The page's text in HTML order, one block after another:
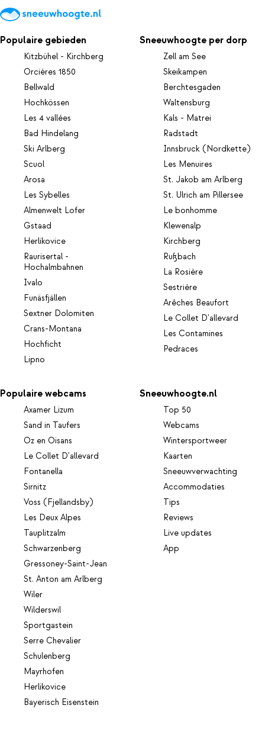
Populaire gebieden
Kitzbühel - Kirchberg
Orcières 1850
Bellwald
Hochkössen
Les 4 vallées
Bad Hindelang
Ski Arlberg
Scuol
Arosa
Les Sybelles
Almenwelt Lofer
Gstaad
Herlikovice
Raurisertal -
Hochalmbahnen
Ivalo
Funäsfjällen
Sextner Dolomiten
Crans-Montana
Hochficht
Lipno
Sneeuwhoogte per dorp
Zell am See
Skeikampen
Berchtesgaden
Waltensburg
Kals - Matrei
Radstadt
Innsbruck (Nordkette)
Les Menuires
St. Jakob am Arlberg
St. Ulrich am Pillersee
Le bonhomme
Klewenalp
Kirchberg
Rußbach
La Rosière
Sestrière
Arêches Beaufort
Le Collet D'allevard
Les Contamines
Pedraces
Populaire webcams
Axamer Lizum
Sand in Taufers
Oz en Oisans
Le Collet D'allevard
Fontanella
Sirnitz
Voss (Fjellandsby)
Les Deux Alpes
Tauplitzalm
Schwarzenberg
Gressoney-Saint-Jean
St. Anton am Arlberg
Wiler
Wilderswil
Sportgastein
Serre Chevalier
Schulenberg
Mayrhofen
Herlikovice
Bayerisch Eisenstein
Sneeuwhoogte.nl
Top 50
Webcams
Wintersportweer
Kaarten
Sneeuwverwachting
Accommodaties
Tips
Reviews
Live updates
App